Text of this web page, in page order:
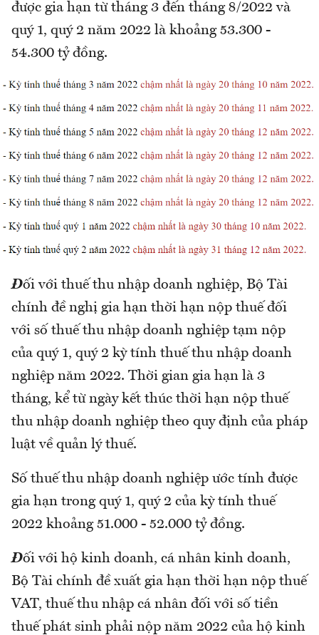
được gia hạn từ tháng 3 đến tháng 8/2022 và
quý 1, quý 2 năm 2022 là khoảng 53.300 -
54.300 tỷ đồng.
Đối với thuế thu nhập doanh nghiệp, Bộ Tài
chính đề nghị gia hạn thời hạn nộp thuế đối
với số thuế thu nhập doanh nghiệp tạm nộp
của quý 1, quý 2 kỳ tính thuế thu nhập doanh
nghiệp năm 2022. Thời gian gia hạn là 3
tháng, kể từ ngày kết thúc thời hạn nộp thuế
thu nhập doanh nghiệp theo quy định của pháp
luật về quản lý thuế.
Số thuế thu nhập doanh nghiệp ước tính được
gia hạn trong quý 1, quý 2 của kỳ tính thuế
2022 khoảng 51.000 - 52.000 tỷ đồng.
Đối với hộ kinh doanh, cá nhân kinh doanh,
Bộ Tài chính đề xuất gia hạn thời hạn nộp thuế
VAT, thuế thu nhập cá nhân đối với số tiền
thuế phát sinh phải nộp năm 2022 của hộ kinh